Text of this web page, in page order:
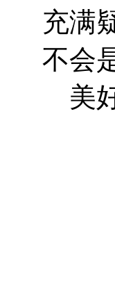
充满
不会
美